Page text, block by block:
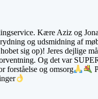
Kære Aziz og
og udsmidning af
sig op)! Jeres dejlige
Og det var
forståelse og omsorg